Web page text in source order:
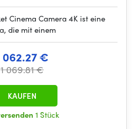
Cinema Camera 4K ist eine
die mit einem
062.27 €
1 069.81 €
1 Stück
KAUFEN